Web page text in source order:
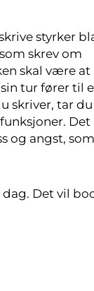
styrker
skrev om
skal være at
tur fører til
skriver, tar du
Det
og angst, som
Det vil